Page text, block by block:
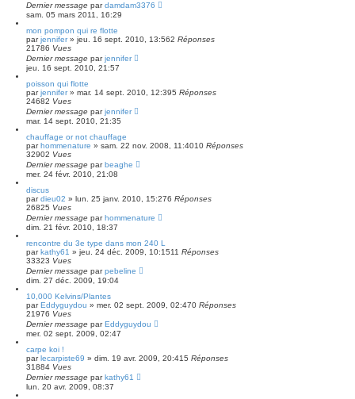
Dernier message pardamdam3376
sam. 05 mars 2011, 16:29
mon pompon qui re flotte
parjennifer» jeu. 16 sept. 2010, 13:562 Réponses
21786 Vues
Dernier message parjennifer
jeu. 16 sept. 2010, 21:57
poisson qui flotte
parjennifer» mar. 14 sept. 2010, 12:395 Réponses
24682 Vues
Dernier message parjennifer
mar. 14 sept. 2010, 21:35
chauffage or not chauffage
parhommenature » sam. 22 nov. 2008, 11:4010 Réponses
32902 Vues
Dernier message parbeaghe
mer. 24 févr. 2010, 21:08
discus
pardieu02 » lun. 25 janv. 2010, 15:276 Réponses
26825 Vues
Dernier message parhommenature
dim. 21 févr. 2010, 18:37
rencontre du 3e type dans mon 240 L
parkathy61 » jeu. 24 déc. 2009, 10:1511 Réponses
33323 Vues
Dernier message parpebeline
dim. 27 déc. 2009, 19:04
10,000 Kelvins/Plantes
parEddyguydou » mer. 02 sept. 2009, 02:470 Réponses
21976 Vues
Dernier message parEddyguydou
mer. 02 sept. 2009, 02:47
carpe koi !
parlecarpiste69 » dim. 19 avr. 2009, 20:415 Réponses
31884 Vues
Dernier message parkathy61
lun. 20 avr. 2009, 08:37